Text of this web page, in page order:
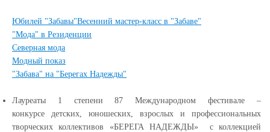
Юбилей "Забавы"Весенний мастер-класс в "Забаве"
"Мода" в Резиденции
Северная мода
Модный показ
"Забава" на "Берегах Надежды"
Лауреаты 1 степени 87 Международном фестивале –
конкурсе детских, юношеских, взрослых и профессиональных
творческих коллективов «БЕРЕГА НАДЕЖДЫ» с коллекцией